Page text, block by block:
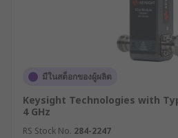
มีในสต็อกของผู้ผลิต
Keysight Technologies with
4 GHz
RS Stock No. 284-2247